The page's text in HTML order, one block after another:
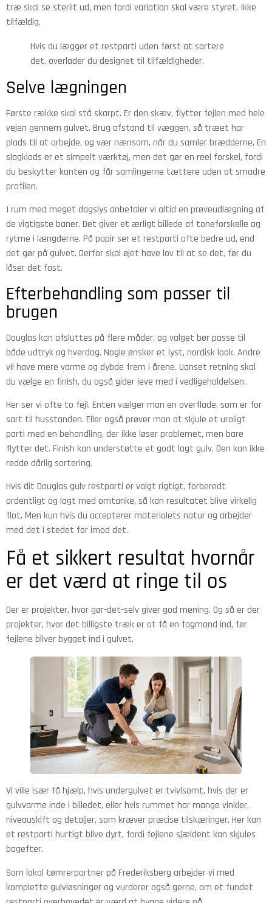
træ skal se sterilt ud, men fordi variation skal være styret. Ikke
tilfældig.
Hvis du lægger et restparti uden først at sortere
det, overlader du designet til tilfældigheder.
Selve lægningen
Første række skal stå skarpt. Er den skæv, flytter fejlen med hele
vejen gennem gulvet. Brug afstand til væggen, så træet har
plads til at arbejde, og vær nænsom, når du samler brædderne. En
slagklods er et simpelt værktøj, men det gør en reel forskel, fordi
du beskytter kanten og får samlingerne tættere uden at smadre
profilen.
I rum med meget dagslys anbefaler vi altid en prøveudlægning af
de vigtigste baner. Det giver et ærligt billede af toneforskelle og
rytme i længderne. På papir ser et restparti ofte bedre ud, end
det gør på gulvet. Derfor skal øjet have lov til at se det, før du
låser det fast.
Efterbehandling som passer til
brugen
Douglas kan afsluttes på flere måder, og valget bør passe til
både udtryk og hverdag. Nogle ønsker et lyst, nordisk look. Andre
vil have mere varme og dybde frem i årene. Uanset retning skal
du vælge en finish, du også gider leve med i vedligeholdelsen.
Her ser vi ofte to fejl. Enten vælger man en overflade, som er for
sart til husstanden. Eller også prøver man at skjule et uroligt
parti med en behandling, der ikke løser problemet, men bare
flytter det. Finish kan understøtte et godt lagt gulv. Den kan ikke
redde dårlig sortering.
Hvis dit Douglas gulv restparti er valgt rigtigt, forberedt
ordentligt og lagt med omtanke, så kan resultatet blive virkelig
flot. Men kun hvis du accepterer materialets natur og arbejder
med det i stedet for imod det.
Få et sikkert resultat hvornår
er det værd at ringe til os
Der er projekter, hvor gør-det-selv giver god mening. Og så er der
projekter, hvor det billigste træk er at få en fagmand ind, før
fejlene bliver bygget ind i gulvet.
Vi ville især få hjælp, hvis undergulvet er tvivlsomt, hvis der er
gulvvarme inde i billedet, eller hvis rummet har mange vinkler,
niveauskift og detaljer, som kræver præcise tilskæringer. Her kan
et restparti hurtigt blive dyrt, fordi fejlene sjældent kan skjules
bagefter.
Som lokal tømrerpartner på Frederiksberg arbejder vi med
komplette gulvløsninger og vurderer også gerne, om et fundet